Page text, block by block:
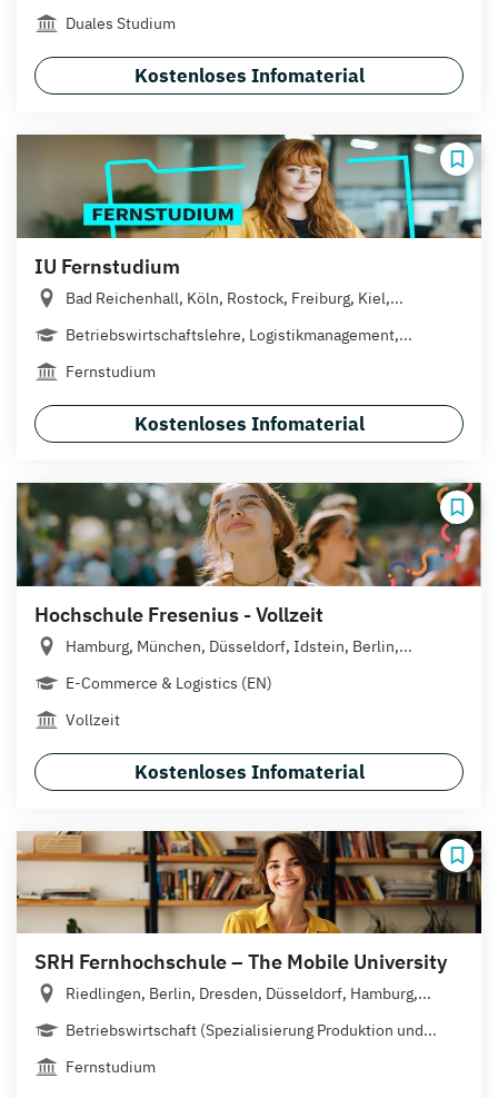
Duales Studium
Kostenloses Infomaterial
IU Fernstudium
Bad Reichenhall, Köln, Rostock, Freiburg, Kiel,...
Betriebswirtschaftslehre, Logistikmanagement,...
Fernstudium
Kostenloses Infomaterial
Hochschule Fresenius - Vollzeit
Hamburg, München, Düsseldorf, Idstein, Berlin,...
E-Commerce & Logistics (EN)
Vollzeit
Kostenloses Infomaterial
SRH Fernhochschule – The Mobile University
Riedlingen, Berlin, Dresden, Düsseldorf, Hamburg,...
Betriebswirtschaft (Spezialisierung Produktion und...
Fernstudium